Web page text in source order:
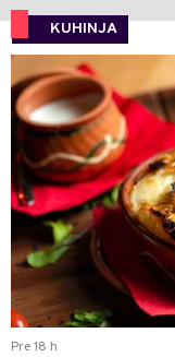
KUHINJA
Pre 18 h